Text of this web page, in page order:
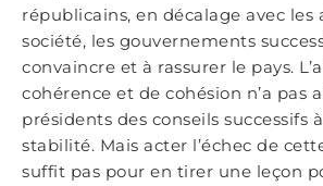
républicains, en décalage avec les
société, les gouvernements
convaincre et à rassurer le pays.
cohérence et de cohésion n’a pas
présidents des conseils successifs
stabilité. Mais acter l’échec de
suffit pas pour en tirer une leçon